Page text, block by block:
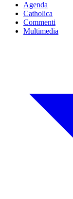
Agenda
Catholica
Commenti
Multimedia